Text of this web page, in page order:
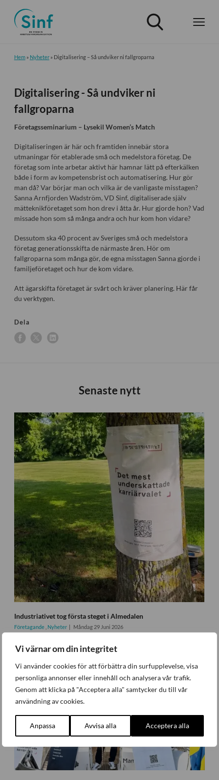
Vi värnar om din integritet
Vi använder cookies för att förbättra din surfupplevelse, visa
personliga annonser eller innehåll och analysera vår trafik.
Genom att klicka på "Acceptera alla" samtycker du till vår
användning av cookies.
Anpassa Avvisa alla Acceptera alla
Hem» Nyheter» Digitalisering – Så undviker ni fallgroparna
Digitalisering - Så undviker ni
fallgroparna
Företagsseminarium – Lysekil Women’s Match
Digitaliseringen är här och framtiden innebär stora
utmaningar för etablerade små och medelstora företag. De
företag som inte arbetar aktivt här hamnar lätt på efterkälken
både i form av kompetensbrist och automatisering. Hur gör
man då? Var börjar man och vilka är de vanligaste misstagen?
Sanna Arnfjorden Wadström, VD Sinf, digitaliserade själv
mätteknikföretaget som hon drev i åtta år. Hur gjorde hon? Vad
missade hon som så många andra och hur kom hon vidare?
Dessutom ska 40 procent av Sveriges små och medelstora
företag generationsskifta de närmaste åren. Hör om
fallgroparna som många gör, de egna misstagen Sanna gjorde i
familjeföretaget och hur de kom vidare.
Att ägarskifta företaget är svårt och kräver planering. Här får
du verktygen.
Dela
Senaste nytt
Industriativet tog första steget i Almedalen
Företagande Nyheter Måndag 29 Juni 2026